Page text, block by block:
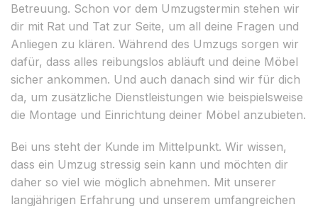
Betreuung. Schon vor dem Umzugstermin stehen wir
dir mit Rat und Tat zur Seite, um all deine Fragen und
Anliegen zu klären. Während des Umzugs sorgen wir
dafür, dass alles reibungslos abläuft und deine Möbel
sicher ankommen. Und auch danach sind wir für dich
da, um zusätzliche Dienstleistungen wie beispielsweise
die Montage und Einrichtung deiner Möbel anzubieten.
Bei uns steht der Kunde im Mittelpunkt. Wir wissen,
dass ein Umzug stressig sein kann und möchten dir
daher so viel wie möglich abnehmen. Mit unserer
langjährigen Erfahrung und unserem umfangreichen